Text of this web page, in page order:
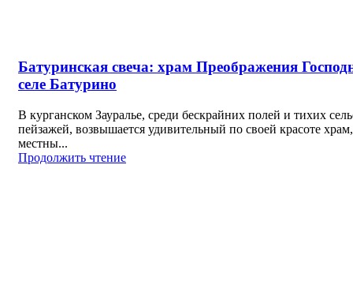
Батуринская свеча: храм Преображения
селе Батурино
В курганском Зауралье, среди бескрайних полей и тихих
пейзажей, возвышается удивительный по своей красоте
местны...
Продолжить чтение